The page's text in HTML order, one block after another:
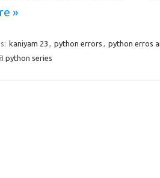
»
kaniyam 23 , python errors , python erros
python series